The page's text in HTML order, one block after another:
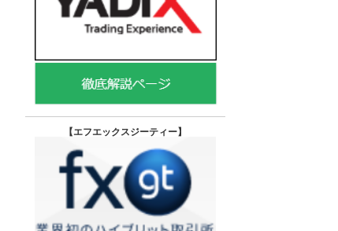
【エフエックスジーティー】